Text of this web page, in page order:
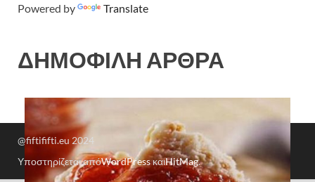
Powered by Translate
ΔΗΜΟΦΙΛΗ ΑΡΘΡΑ
@fiftififti.eu 2024
Υποστηρίζεται απόWordPressκαιHitMag.